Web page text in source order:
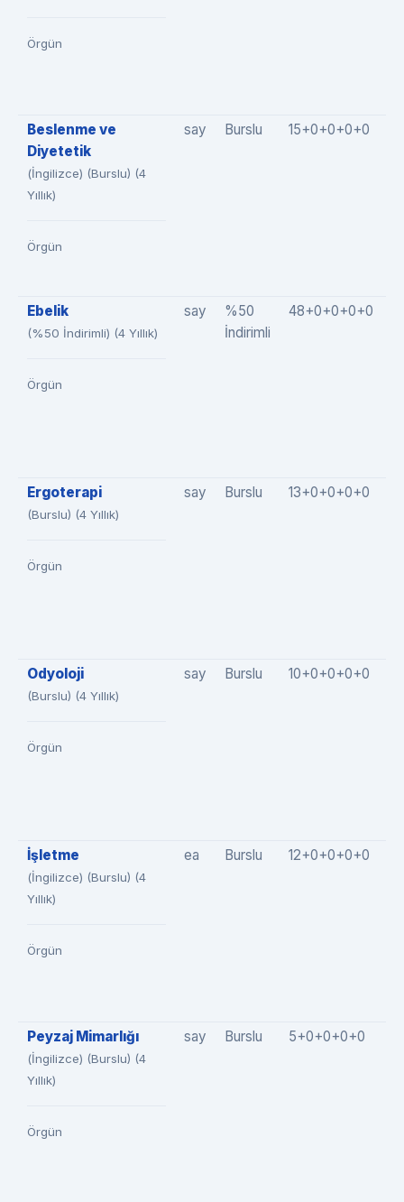
Örgün
Beslenme ve
Diyetetik
(İngilizce) (Burslu) (4
Yıllık)
Örgün
say Burslu 15+0+0+0+0
Ebelik
(%50 İndirimli) (4 Yıllık)
Örgün
say
%50
İndirimli
48+0+0+0+0
Ergoterapi
(Burslu) (4 Yıllık)
Örgün
say Burslu 13+0+0+0+0
Odyoloji
(Burslu) (4 Yıllık)
Örgün
say Burslu 10+0+0+0+0
İşletme
(İngilizce) (Burslu) (4
Yıllık)
Örgün
ea Burslu 12+0+0+0+0
Peyzaj Mimarlığı
(İngilizce) (Burslu) (4
Yıllık)
Örgün
say Burslu 5+0+0+0+0